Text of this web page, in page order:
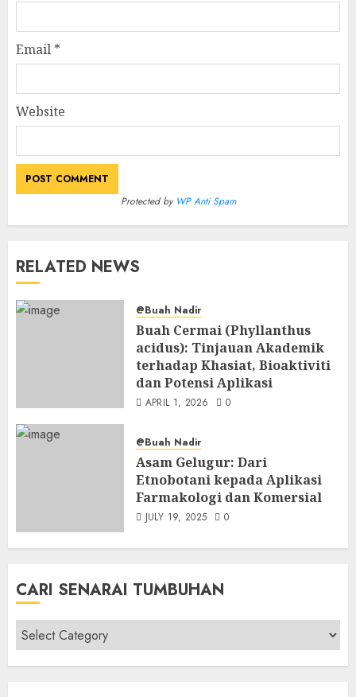
Email *
Website
Protected by WP Anti Spam
RELATED NEWS
@Buah Nadir
Buah Cermai (Phyllanthus
acidus): Tinjauan Akademik
terhadap Khasiat, Bioaktiviti
dan Potensi Aplikasi
APRIL 1, 2026 0
@Buah Nadir
Asam Gelugur: Dari
Etnobotani kepada Aplikasi
Farmakologi dan Komersial
JULY 19, 2025 0
CARI SENARAI TUMBUHAN
Cari
Senarai
Tumbuhan